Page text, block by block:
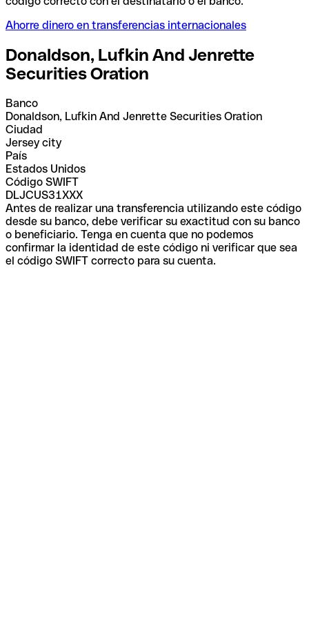
Ahorre dinero en transferencias internacionales
Donaldson, Lufkin And Jenrette
Securities Oration
Banco
Donaldson, Lufkin And Jenrette Securities Oration
Ciudad
Jersey city
País
Estados Unidos
Código SWIFT
DLJCUS31XXX
Antes de realizar una transferencia utilizando este código
desde su banco, debe verificar su exactitud con su banco
o beneficiario. Tenga en cuenta que no podemos
confirmar la identidad de este código ni verificar que sea
el código SWIFT correcto para su cuenta.